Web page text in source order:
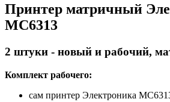
Принтер матричный
МС6313
2 штуки - новый и рабочий,
Комплект рабочего:
сам принтер Электроника